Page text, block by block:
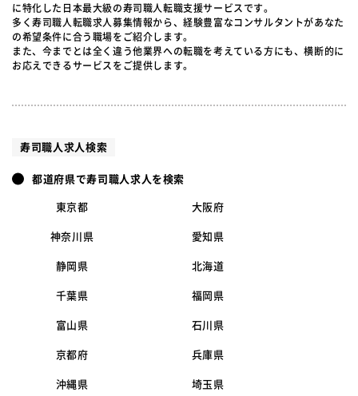
に特化した日本最大級の寿司職人転職支援サービスです。
多く寿司職人転職求人募集情報から、経験豊富なコンサルタントがあなた
の希望条件に合う職場をご紹介します。
また、今までとは全く違う他業界への転職を考えている方にも、横断的に
お応えできるサービスをご提供します。
寿司職人求人検索
都道府県で寿司職人求人を検索
東京都 大阪府
神奈川県 愛知県
静岡県 北海道
千葉県 福岡県
富山県 石川県
京都府 兵庫県
沖縄県 埼玉県